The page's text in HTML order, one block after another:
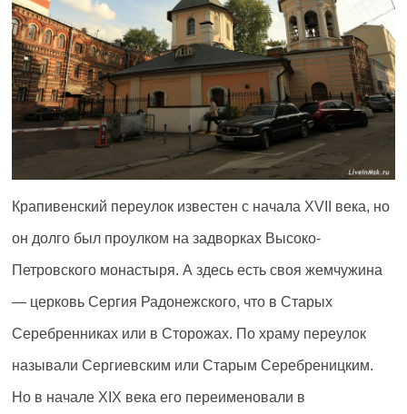
Крапивенский переулок известен с начала XVII века, но
он долго был проулком на задворках Высоко-
Петровского монастыря. А здесь есть своя жемчужина
— церковь Сергия Радонежского, что в Старых
Серебренниках или в Сторожах. По храму переулок
называли Сергиевским или Старым Серебреницким.
Но в начале XIX века его переименовали в